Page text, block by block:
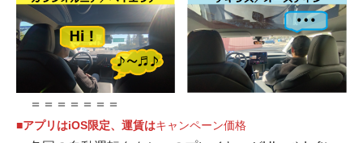
＝＝＝＝＝＝＝
■アプリはiOS限定、運賃はキャンペーン価格